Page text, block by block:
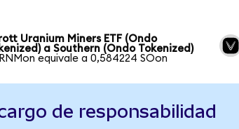
Uranium Miners ETF (Ondo
a Southern (Ondo Tokenized)
equivale a 0,584224 SOon
de responsabilidad